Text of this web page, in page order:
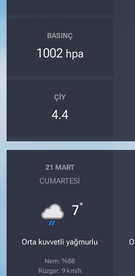
BASINÇ
1002 hpa
ÇIY
4.4
21 MART
CUMARTESI
7°
Orta kuvvetli yağmurlu
Nem: %88
Rüzgar: 9 km/h